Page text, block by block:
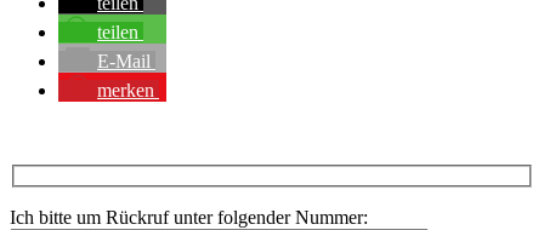
teilen
E-Mail
merken
Ich bitte um Rückruf unter folgender Nummer: